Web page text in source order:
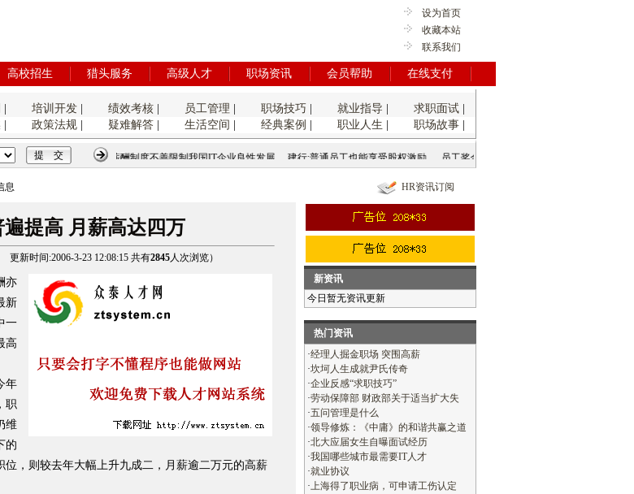
设为首页
收藏本站
联系我们
高校招生 猎头服务 高级人才 职场资讯 会员帮助 在线支付
培训开发| 绩效考核| 员工管理 职场技巧 就业指导 求职面试|
| 政策法规| 疑难解答| 生活空间 经典案例 职业人生 职场故事|
薪酬制度不善限制我国IT企业良性发展 建行:普通员工也能享受股权激励 员工奖金差异大 是好是坏？
息 HR资讯订阅
提高 月薪高达四万
新时间:2006-3-23 12:08:15 共有2845人次浏览）
亦
新
一
高
年
职
维
的
，则较去年大幅上升九成二，月薪逾二万元的高薪
新资讯
今日暂无资讯更新
热门资讯
·经理人掘金职场 突围高薪
·坎坷人生成就尹氏传奇
·企业反感“求职技巧”
·劳动保障部 财政部关于适当扩大失
·五问管理是什么
·领导修炼：《中庸》的和谐共赢之道
·北大应届女生自曝面试经历
·我国哪些城市最需要IT人才
·就业协议
·上海得了职业病，可申请工伤认定